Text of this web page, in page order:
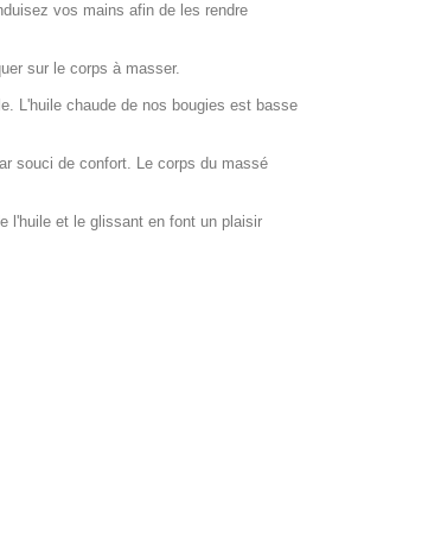
vos mains afin de les rendre
sur le corps à masser.
L'huile chaude de nos bougies est basse
souci de confort. Le corps du massé
l'huile et le glissant en font un plaisir